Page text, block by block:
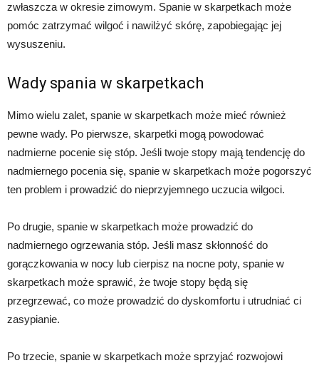
zwłaszcza w okresie zimowym. Spanie w skarpetkach może
pomóc zatrzymać wilgoć i nawilżyć skórę, zapobiegając jej
wysuszeniu.
Wady spania w skarpetkach
Mimo wielu zalet, spanie w skarpetkach może mieć również
pewne wady. Po pierwsze, skarpetki mogą powodować
nadmierne pocenie się stóp. Jeśli twoje stopy mają tendencję do
nadmiernego pocenia się, spanie w skarpetkach może pogorszyć
ten problem i prowadzić do nieprzyjemnego uczucia wilgoci.
Po drugie, spanie w skarpetkach może prowadzić do
nadmiernego ogrzewania stóp. Jeśli masz skłonność do
gorączkowania w nocy lub cierpisz na nocne poty, spanie w
skarpetkach może sprawić, że twoje stopy będą się
przegrzewać, co może prowadzić do dyskomfortu i utrudniać ci
zasypianie.
Po trzecie, spanie w skarpetkach może sprzyjać rozwojowi